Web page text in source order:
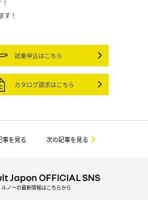
す！
試乗申込はこちら
カタログ請求はこちら
事を見る 次の記事を見る
Japon OFFICIAL SNS
ルノーの最新情報はこちらから